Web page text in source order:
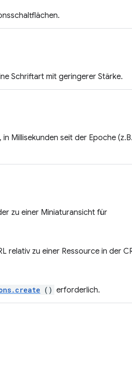
Schriftart mit geringerer Stärke.
Millisekunden seit der Epoche (z.B.
zu einer Miniaturansicht für
relativ zu einer Ressource in der
() erforderlich.